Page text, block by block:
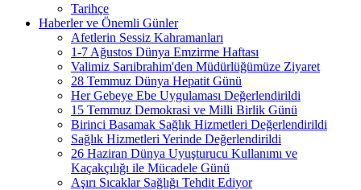
Tarihçe
Haberler ve Önemli Günler
Afetlerin Sessiz Kahramanları
1-7 Ağustos Dünya Emzirme Haftası
Valimiz Sarıibrahim'den Müdürlüğümüze Ziyaret
28 Temmuz Dünya Hepatit Günü
Her Gebeye Ebe Uygulaması Değerlendirildi
15 Temmuz Demokrasi ve Milli Birlik Günü
Birinci Basamak Sağlık Hizmetleri Değerlendirildi
Sağlık Hizmetleri Yerinde Değerlendirildi
26 Haziran Dünya Uyuşturucu Kullanımı ve
Kaçakçılığı ile Mücadele Günü
Aşırı Sıcaklar Sağlığı Tehdit Ediyor